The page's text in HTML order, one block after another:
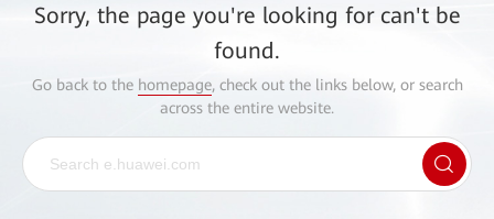
Sorry, the page you're looking for can't be
found.
Go back to the homepage, check out the links below, or search
across the entire website.